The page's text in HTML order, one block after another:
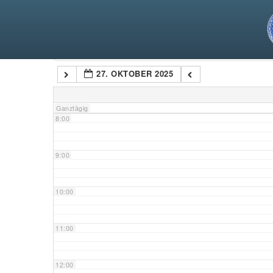
27. OKTOBER 2025
Ganztägig
7:00
8:00
9:00
10:00
11:00
12:00